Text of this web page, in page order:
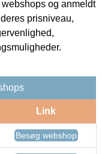
og anmeldt
prisniveau,
Link
Besøg webshop